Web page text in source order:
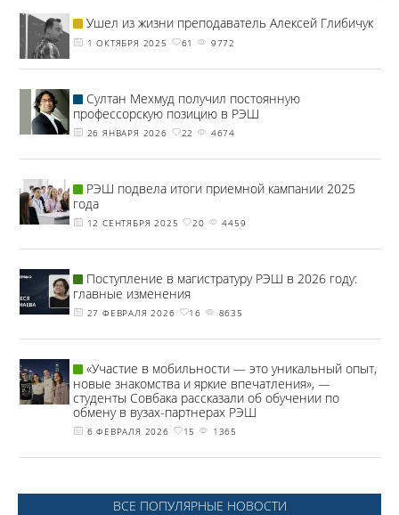
Ушел из жизни преподаватель Алексей Глибичук
1 ОКТЯБРЯ 2025 61 9772
Султан Мехмуд получил постоянную
профессорскую позицию в РЭШ
26 ЯНВАРЯ 2026 22 4674
РЭШ подвела итоги приемной кампании 2025
года
12 СЕНТЯБРЯ 2025 20 4459
Поступление в магистратуру РЭШ в 2026 году:
главные изменения
27 ФЕВРАЛЯ 2026 16 8635
«Участие в мобильности — это уникальный опыт,
новые знакомства и яркие впечатления», —
студенты Совбака рассказали об обучении по
обмену в вузах-партнерах РЭШ
6 ФЕВРАЛЯ 2026 15 1365
ВСЕ ПОПУЛЯРНЫЕ НОВОСТИ